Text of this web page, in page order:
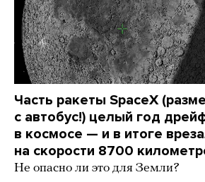
Часть ракеты SpaceX
с автобус!) целый год
в космосе — и в итоге
на скорости 8700
Не опасно ли это для Земли?